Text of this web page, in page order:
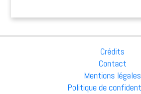
Crédits
Contact
Mentions légales
Politique de